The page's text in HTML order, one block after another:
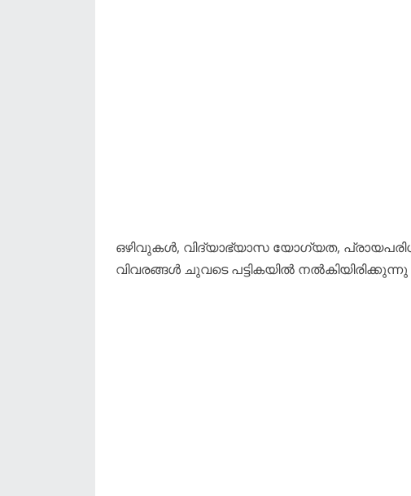
ഒഴിവുകൾ, വിദ്യാഭ്യാസ യോഗ്യത,
വിവരങ്ങൾ ചുവടെ പട്ടികയിൽ നൽകിയിരിക്കുന്നു